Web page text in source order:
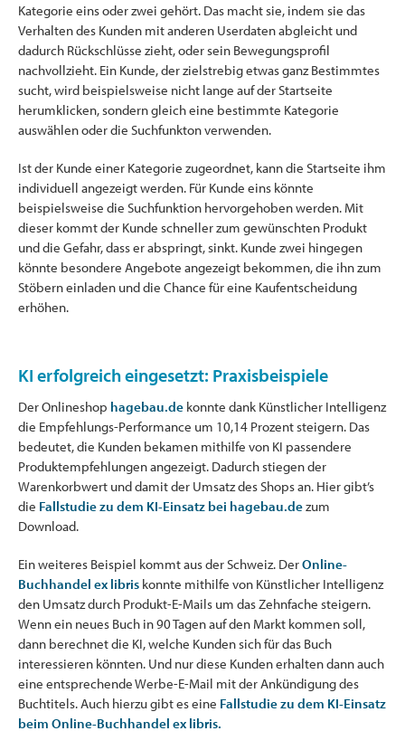
Kategorie eins oder zwei gehört. Das macht sie, indem sie das
Verhalten des Kunden mit anderen Userdaten abgleicht und
dadurch Rückschlüsse zieht, oder sein Bewegungsprofil
nachvollzieht. Ein Kunde, der zielstrebig etwas ganz Bestimmtes
sucht, wird beispielsweise nicht lange auf der Startseite
herumklicken, sondern gleich eine bestimmte Kategorie
auswählen oder die Suchfunkton verwenden.
Ist der Kunde einer Kategorie zugeordnet, kann die Startseite ihm
individuell angezeigt werden. Für Kunde eins könnte
beispielsweise die Suchfunktion hervorgehoben werden. Mit
dieser kommt der Kunde schneller zum gewünschten Produkt
und die Gefahr, dass er abspringt, sinkt. Kunde zwei hingegen
könnte besondere Angebote angezeigt bekommen, die ihn zum
Stöbern einladen und die Chance für eine Kaufentscheidung
erhöhen.
KI erfolgreich eingesetzt: Praxisbeispiele
Der Onlineshop hagebau.de konnte dank Künstlicher Intelligenz
die Empfehlungs-Performance um 10,14 Prozent steigern. Das
bedeutet, die Kunden bekamen mithilfe von KI passendere
Produktempfehlungen angezeigt. Dadurch stiegen der
Warenkorbwert und damit der Umsatz des Shops an. Hier gibt’s
die Fallstudie zu dem KI-Einsatz bei hagebau.dezum
Download.
Ein weiteres Beispiel kommt aus der Schweiz. DerOnline-
Buchhandel ex libris konnte mithilfe von Künstlicher Intelligenz
den Umsatz durch Produkt-E-Mails um das Zehnfache steigern.
Wenn ein neues Buch in 90 Tagen auf den Markt kommen soll,
dann berechnet die KI, welche Kunden sich für das Buch
interessieren könnten. Und nur diese Kunden erhalten dann auch
eine entsprechende Werbe-E-Mail mit der Ankündigung des
Buchtitels. Auch hierzu gibt es eine Fallstudie zu dem KI-Einsatz
beim Online-Buchhandel ex libris.